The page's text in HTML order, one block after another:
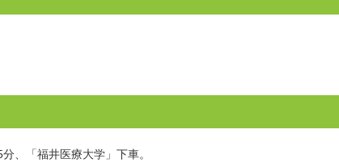
、「福井医療大学」下車。